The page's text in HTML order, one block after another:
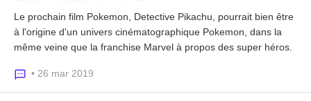
Le prochain film Pokemon, Detective Pikachu, pourrait bien être
à l'origine d'un univers cinématographique Pokemon, dans la
même veine que la franchise Marvel à propos des super héros.
• 26 mar 2019